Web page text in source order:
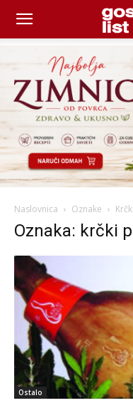
Naslovnica Oznake
Oznaka: krčki
Ostalo